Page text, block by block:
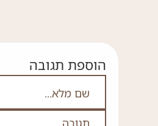
אם אתה לא
הוספת תגובה
שם מלא
תגובה*